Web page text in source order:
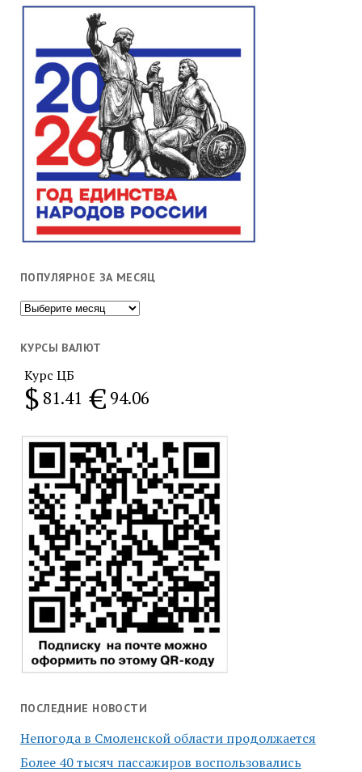
ПОПУЛЯРНОЕ ЗА МЕСЯЦ
Популярное
месяц
КУРСЫ ВАЛЮТ
Курс ЦБ
$ 81.41 € 94.06
ПОСЛЕДНИЕ НОВОСТИ
Непогода в Смоленской области продолжается
Более 40 тысяч пассажиров воспользовались